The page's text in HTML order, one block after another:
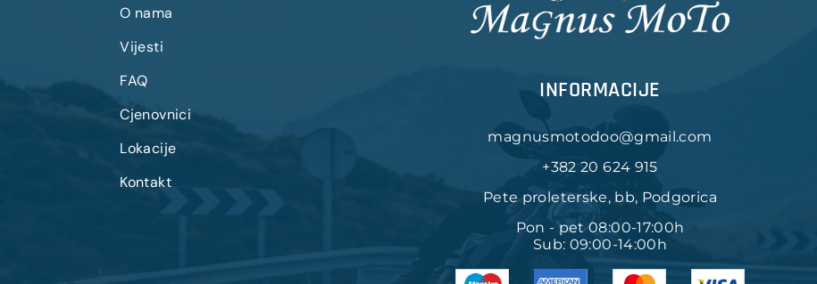
O nama
Vijesti
FAQ
Cjenovnici
Lokacije
Kontakt
INFORMACIJE
magnusmotodoo@gmail.com
+382 20 624 915
Pete proleterske, bb, Podgorica
Pon - pet 08:00-17:00h
Sub: 09:00-14:00h